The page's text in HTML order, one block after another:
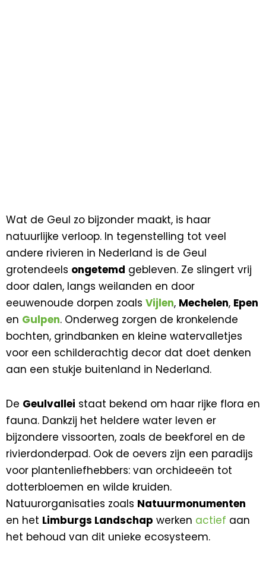
Wat de Geul zo bijzonder maakt, is haar
natuurlijke verloop. In tegenstelling tot veel
andere rivieren in Nederland is de Geul
grotendeels ongetemd gebleven. Ze slingert vrij
door dalen, langs weilanden en door
eeuwenoude dorpen zoals Vijlen, Mechelen, Epen
en Gulpen. Onderweg zorgen de kronkelende
bochten, grindbanken en kleine watervalletjes
voor een schilderachtig decor dat doet denken
aan een stukje buitenland in Nederland.
De Geulvallei staat bekend om haar rijke flora en
fauna. Dankzij het heldere water leven er
bijzondere vissoorten, zoals de beekforel en de
rivierdonderpad. Ook de oevers zijn een paradijs
voor plantenliefhebbers: van orchideeën tot
dotterbloemen en wilde kruiden.
Natuurorganisaties zoals Natuurmonumenten
en het Limburgs Landschap werken actief aan
het behoud van dit unieke ecosysteem.